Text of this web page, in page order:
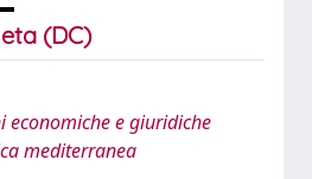
(DC)
economiche e giuridiche
mediterranea